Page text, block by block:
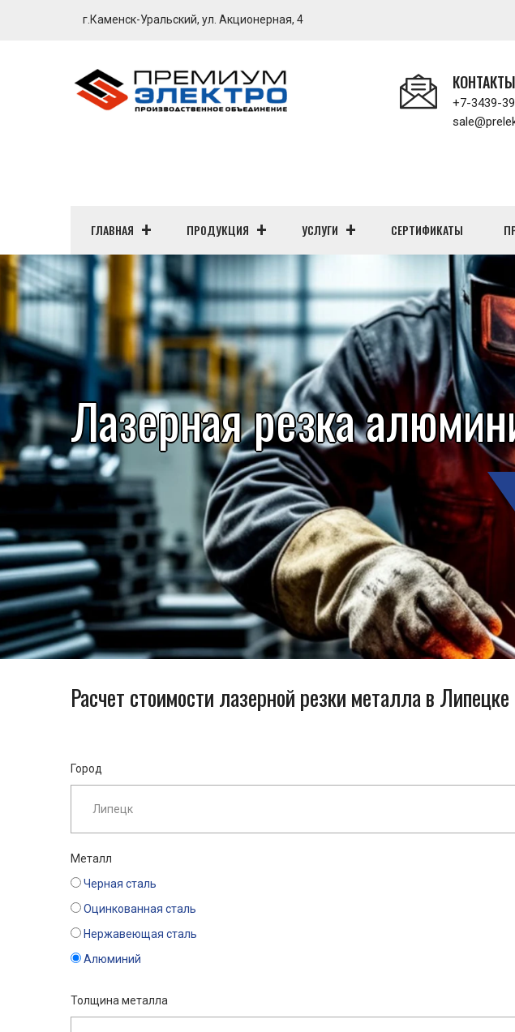
г.Каменск-Уральский, ул. Акционерная, 4
КОНТАКТЫ
+7-3439-
ГЛАВНАЯ ПРОДУКЦИЯ УСЛУГИ СЕРТИФИКАТЫ
Лазерная резка
Расчет стоимости лазерной резки металла в Липецке
Город
Металл
Черная сталь
Оцинкованная сталь
Нержавеющая сталь
Алюминий
Толщина металла